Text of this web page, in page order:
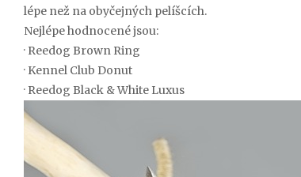
lépe než na obyčejných pelíšcích.
Nejlépe hodnocené jsou:
· Reedog Brown Ring
· Kennel Club Donut
· Reedog Black & White Luxus